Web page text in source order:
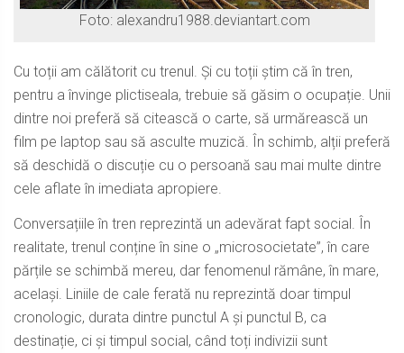
Foto: alexandru1988.deviantart.com
Cu toții am călătorit cu trenul. Și cu toții știm că în tren,
pentru a învinge plictiseala, trebuie să găsim o ocupație. Unii
dintre noi preferă să citească o carte, să urmărească un
film pe laptop sau să asculte muzică. În schimb, alții preferă
să deschidă o discuție cu o persoană sau mai multe dintre
cele aflate în imediata apropiere.
Conversațiile în tren reprezintă un adevărat fapt social. În
realitate, trenul conține în sine o „microsocietate”, în care
părțile se schimbă mereu, dar fenomenul rămâne, în mare,
același. Liniile de cale ferată nu reprezintă doar timpul
cronologic, durata dintre punctul A și punctul B, ca
destinație, ci și timpul social, când toți indivizii sunt